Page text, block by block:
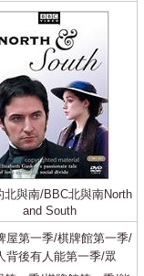
北與南/BBC北與南North
and South